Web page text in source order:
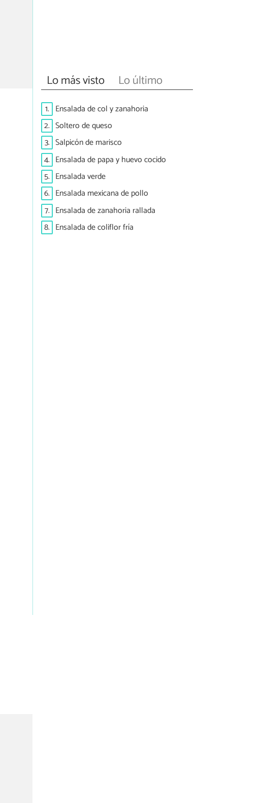
Lo más visto Lo último
1. Ensalada de col y zanahoria
2. Soltero de queso
3. Salpicón de marisco
4. Ensalada de papa y huevo cocido
5. Ensalada verde
6. Ensalada mexicana de pollo
7. Ensalada de zanahoria rallada
8. Ensalada de coliflor fría